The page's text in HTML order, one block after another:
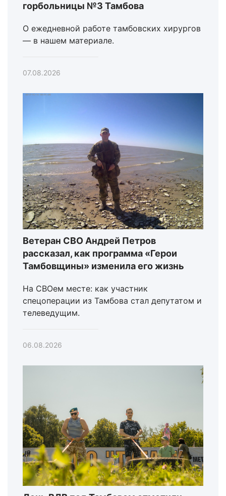
горбольницы №3 Тамбова
О ежедневной работе тамбовских хирургов
— в нашем материале.
07.08.2026
Ветеран СВО Андрей Петров
рассказал, как программа «Герои
Тамбовщины» изменила его жизнь
На СВОем месте: как участник
спецоперации из Тамбова стал депутатом и
телеведущим.
06.08.2026